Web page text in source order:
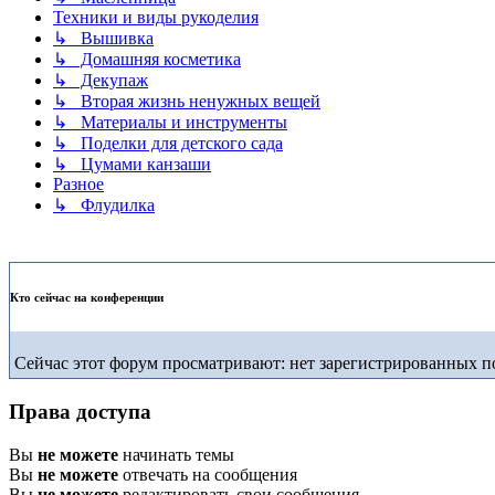
Техники и виды рукоделия
↳ Вышивка
↳ Домашняя косметика
↳ Декупаж
↳ Вторая жизнь ненужных вещей
↳ Материалы и инструменты
↳ Поделки для детского сада
↳ Цумами канзаши
Разное
↳ Флудилка
Кто сейчас на конференции
Сейчас этот форум просматривают: нет зарегистрированных
Права доступа
Вы не можете начинать темы
Вы не можете отвечать на сообщения